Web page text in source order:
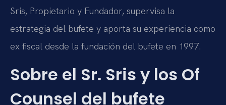
Sris, Propietario y Fundador, supervisa la
estrategia del bufete y aporta su experiencia como
ex fiscal desde la fundación del bufete en 1997.
Sobre el Sr. Sris y los Of
Counsel del bufete